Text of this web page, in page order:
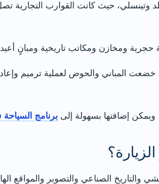
وتينسلي، حيث كانت القوارب التجارية
ومخازن ومكاتب تاريخية ومبانٍ أعيد
ويمكن إضافتها بسهولة إلى برنامج
والتاريخ الصناعي والتصوير